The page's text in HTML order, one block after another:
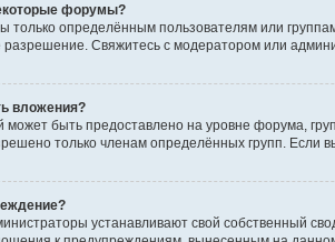
форумы?
определённым пользователям или
разрешение. Свяжитесь с модератором или
вложения?
может быть предоставлено на уровне форума,
только членам определённых групп. Если
устанавливают свой собственный